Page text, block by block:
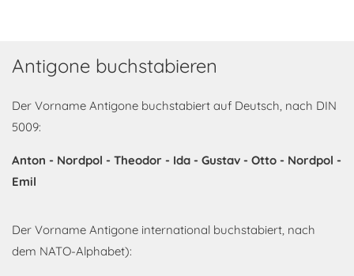
Antigone buchstabieren
Der Vorname Antigone buchstabiert auf Deutsch, nach DIN
5009:
Anton - Nordpol - Theodor - Ida - Gustav - Otto - Nordpol -
Emil
Der Vorname Antigone international buchstabiert, nach
dem NATO-Alphabet):